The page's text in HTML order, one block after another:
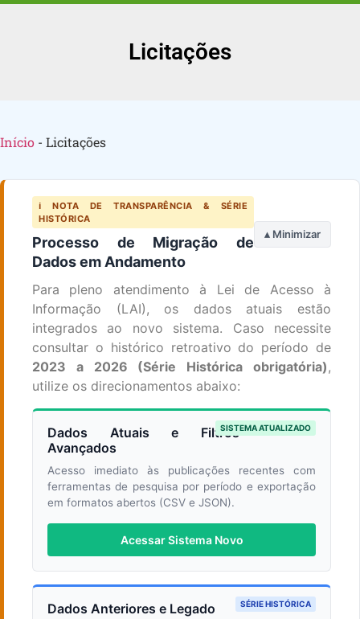
Licitações
Início - Licitações
ℹ️ NOTA DE TRANSPARÊNCIA & SÉRIE
HISTÓRICA
Processo de Migração de
Dados em Andamento
▴ Minimizar
Para pleno atendimento à Lei de Acesso à
Informação (LAI), os dados atuais estão
integrados ao novo sistema. Caso necessite
consultar o histórico retroativo do período de
2023 a 2026 (Série Histórica obrigatória),
utilize os direcionamentos abaixo:
SISTEMA ATUALIZADO
Dados Atuais e Filtros
Avançados
Acesso imediato às publicações recentes com
ferramentas de pesquisa por período e exportação
em formatos abertos (CSV e JSON).
Acessar Sistema Novo
SÉRIE HISTÓRICA
Dados Anteriores e Legado